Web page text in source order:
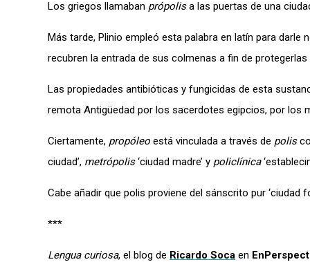
Los griegos llamaban própolisa las puertas de una
Más tarde, Plinio empleó esta palabra en latín para
recubren la entrada de sus colmenas a fin de
Las propiedades antibióticas y fungicidas de esta
remota Antigüedad por los sacerdotes egipcios, por los
Ciertamente, propóleo está vinculada a través de polis
ciudad’, metrópolis‘ciudad madre’ y policlínica
Cabe añadir que polis proviene del sánscrito pur ‘ciudad
***
Lengua curiosa, el blog de Ricardo Soca en